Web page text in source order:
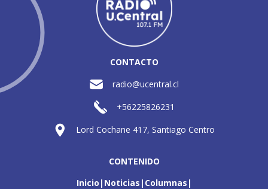
CONTACTO
radio@ucentral.cl
+56225826231
Lord Cochane 417, Santiago Centro
CONTENIDO
Inicio Noticias Columnas